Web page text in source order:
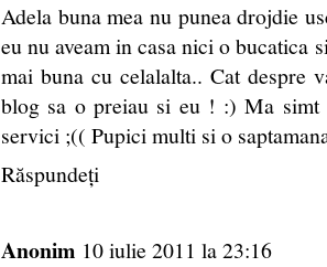
Adela buna mea nu punea drojdie
eu nu aveam in casa nici o bucatica
mai buna cu celalalta.. Cat despre
blog sa o preiau si eu ! :) Ma simt
servici ;(( Pupici multi si o
Răspundeți
Anonim 10 iulie 2011 la 23:16